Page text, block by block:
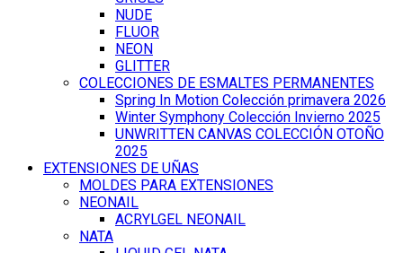
NUDE
FLUOR
NEON
GLITTER
COLECCIONES DE ESMALTES PERMANENTES
Spring In Motion Colección primavera 2026
Winter Symphony Colección Invierno 2025
UNWRITTEN CANVAS COLECCIÓN OTOÑO
2025
EXTENSIONES DE UÑAS
MOLDES PARA EXTENSIONES
NEONAIL
ACRYLGEL NEONAIL
NATA